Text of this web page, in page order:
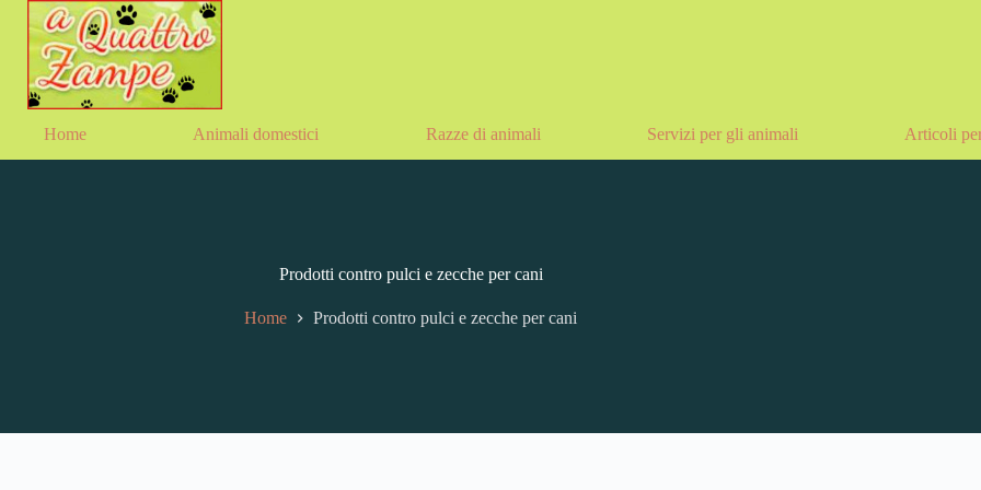
Home Animali domestici Razze di animali Servizi per gli animali Articoli
Prodotti contro pulci e zecche per cani
Home Prodotti contro pulci e zecche per cani